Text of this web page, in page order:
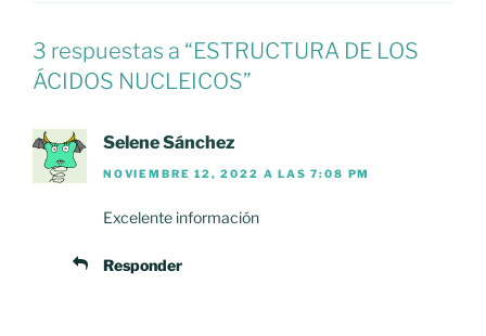
3 respuestas a “ESTRUCTURA DE LOS
ÁCIDOS NUCLEICOS”
Selene Sánchez
NOVIEMBRE 12, 2022 A LAS 7:08 PM
Excelente información
Responder